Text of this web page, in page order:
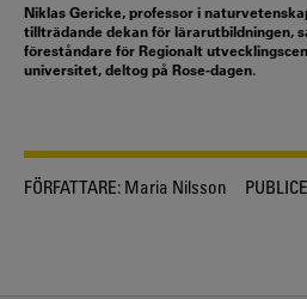
Niklas Gericke, professor i
tillträdande dekan för lärarutbildningen,
föreståndare för Regionalt
universitet, deltog på Rose-dagen.
FÖRFATTARE: Maria Nilsson